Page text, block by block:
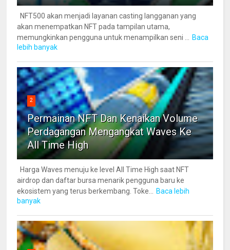
NFT500 akan menjadi layanan casting langganan yang
akan menempatkan NFT pada tampilan utama,
memungkinkan pengguna untuk menampilkan seni ...
Baca
lebih banyak
2
Permainan NFT Dan Kenaikan Volume
Perdagangan Mengangkat Waves Ke
All Time High
Harga Waves menuju ke level All Time High saat NFT
airdrop dan daftar bursa menarik pengguna baru ke
ekosistem yang terus berkembang. Toke...
Baca lebih
banyak